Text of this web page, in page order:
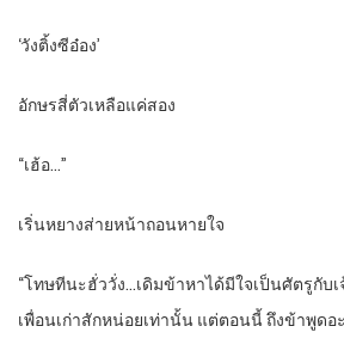
‘วังติ้งซีอ๋อง’
อักษรสี่ตัวเหลือแค่สอง
“เฮ้อ…”
เริ่นหยางส่ายหน้าถอนหายใจ
“โทษทีนะฮั่ววั่ง…เดิมข้าหาได้มีใจเป็นศัตรูกับ
เพื่อนเก่าสักหน่อยเท่านั้น แต่ตอนนี้ ถึงข้าพูดอ